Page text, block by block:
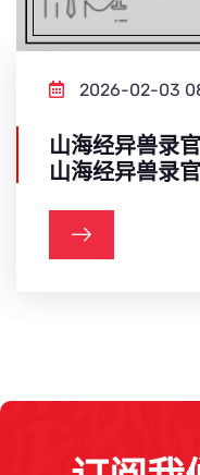
2026-02-03
山海经异兽录
山海经异兽录